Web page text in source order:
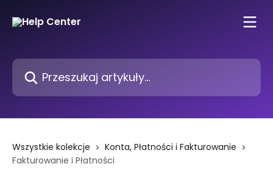
Przeszukaj artykuły...
Wszystkie kolekcje
Konta, Płatności i Fakturowanie
Fakturowanie i Płatności